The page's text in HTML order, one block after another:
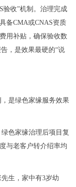
验收”机制。治理完成
备CMA或CNAS资质
用补贴，确保验收数
，是效果最硬的“说
是绿色家缘服务效果
色家缘治理后项目复
与老客户转介绍率均
生，家中有3岁幼